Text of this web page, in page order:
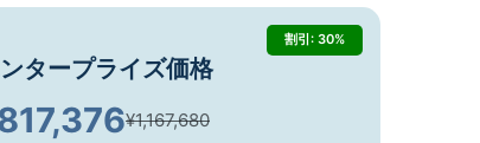
割引: 30%
タープライズ価格
¥1,167,680